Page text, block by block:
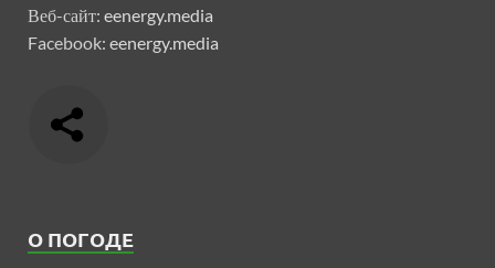
Веб-сайт: eenergy.media
Facebook: eenergy.media
О ПОГОДЕ